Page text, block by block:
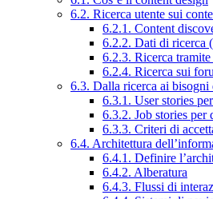
6.2. Ricerca utente sui
6.2.1. Content
6.2.2. Dati di ricerca
6.2.3. Ricerca
6.2.4. Ricerca sui
6.3. Dalla ricerca ai bisogni
6.3.1. User stories
6.3.2. Job stories per
6.3.3. Criteri di
6.4. Architettura
6.4.1. Definire
6.4.2. Alberatura
6.4.3. Flussi di